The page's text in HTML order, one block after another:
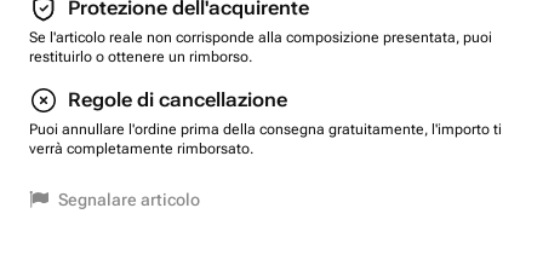
Protezione dell'acquirente
Se l'articolo reale non corrisponde alla composizione presentata, puoi
restituirlo o ottenere un rimborso.
Regole di cancellazione
Puoi annullare l'ordine prima della consegna gratuitamente, l'importo ti
verrà completamente rimborsato.
Segnalare articolo